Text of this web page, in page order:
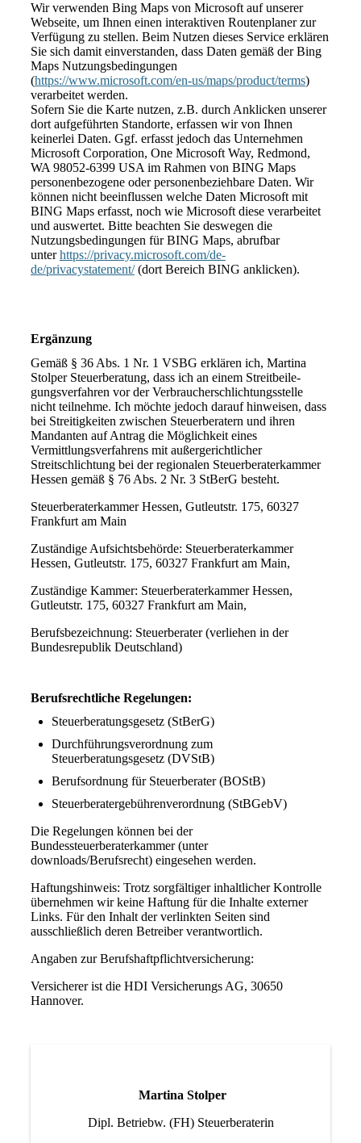
Wir verwenden Bing Maps von Microsoft auf unserer
Webseite, um Ihnen einen interaktiven Routenplaner zur
Verfügung zu stellen. Beim Nutzen dieses Service erklären
Sie sich damit einverstanden, dass Daten gemäß der Bing
Maps Nutzungsbedingungen
(https://www.microsoft.com/en-us/maps/product/terms)
verarbeitet werden.
Sofern Sie die Karte nutzen, z.B. durch Anklicken unserer
dort aufgeführten Standorte, erfassen wir von Ihnen
keinerlei Daten. Ggf. erfasst jedoch das Unternehmen
Microsoft Corporation, One Microsoft Way, Redmond,
WA 98052-6399 USA im Rahmen von BING Maps
personenbezogene oder personenbeziehbare Daten. Wir
können nicht beeinflussen welche Daten Microsoft mit
BING Maps erfasst, noch wie Microsoft diese verarbeitet
und auswertet. Bitte beachten Sie deswegen die
Nutzungsbedingungen für BING Maps, abrufbar
unterhttps://privacy.microsoft.com/de-
de/privacystatement/(dort Bereich BING anklicken).
Ergänzung
Gemäß § 36 Abs. 1 Nr. 1 VSBG erklären ich, Martina
Stolper Steuerberatung, dass ich an einem Streit­bei­le­
gungs­ver­fah­ren vor der Verbraucherschlichtungsstelle
nicht teilnehme. Ich möchte jedoch darauf hinweisen, dass
bei Streitigkeiten zwischen Steuerberatern und ihren
Mandanten auf Antrag die Möglichkeit eines
Vermittlungsverfahrens mit au­ßer­ge­richt­lich­er
Streitschlichtung bei der regionalen Steuerberaterkammer
Hessen gemäß § 76 Abs. 2 Nr. 3 StBerG besteht.
Steuerberaterkammer Hessen, Gutleutstr. 175, 60327
Frankfurt am Main
Zuständige Aufsichtsbehörde: Steuerberaterkammer
Hessen, Gutleutstr. 175, 60327 Frankfurt am Main,
Zuständige Kammer: Steuerberaterkammer Hessen,
Gutleutstr. 175, 60327 Frankfurt am Main,
Berufsbezeichnung: Steuerberater (verliehen in der
Bundesrepublik Deutschland)
Berufsrechtliche Regelungen:
Steuerberatungsgesetz (StBerG)
Durchführungsverordnung zum
Steuerberatungsgesetz (DVStB)
Berufsordnung für Steuerberater (BOStB)
Steuerberatergebührenverordnung (StBGebV)
Die Regelungen können bei der
Bundessteuerberaterkammer (unter
downloads/Berufsrecht) eingesehen werden.
Haftungshinweis: Trotz sorgfältiger inhaltlicher Kontrolle
übernehmen wir keine Haftung für die Inhalte externer
Links. Für den Inhalt der verlinkten Seiten sind
ausschließlich deren Betreiber verantwortlich.
Angaben zur Berufshaftpflichtversicherung:
Versicherer ist die HDI Versicherungs AG, 30650
Hannover.
Martina Stolper
Dipl. Betriebw. (FH) Steuerberaterin